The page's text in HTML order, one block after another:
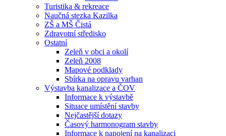
Turistika & rekreace
Naučná stezka Kazilka
ZŠ a MŠ Čistá
Zdravotní středisko
Ostatní
Zeleň v obci a okolí
Zeleň 2008
Mapové podklady
Sbírka na opravu varhan
Výstavba kanalizace a ČOV
Informace k výstavbě
Situace umístění stavby
Nejčastější dotazy
Časový harmonogram stavby
Informace k napojení na kanalizaci